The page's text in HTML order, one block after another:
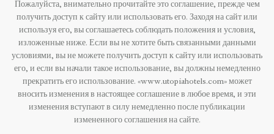
Пожалуйста, внимательно прочитайте это соглашение, прежде чем
получить доступ к сайту или использовать его. Заходя на сайт или
используя его, вы соглашаетесь соблюдать положения и условия,
изложенные ниже. Если вы не хотите быть связанными данными
условиями, вы не можете получить доступ к сайту или использовать
его, и если вы начали такое использование, вы должны немедленно
прекратить его использование. «www.utopiahotels.com» может
вносить изменения в настоящее соглашение в любое время, и эти
изменения вступают в силу немедленно после публикации
измененного соглашения на сайте.